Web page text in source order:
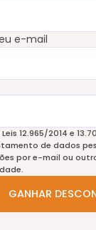
e-mail
12.965/2014 e
de dados
por e-mail ou
GANHAR